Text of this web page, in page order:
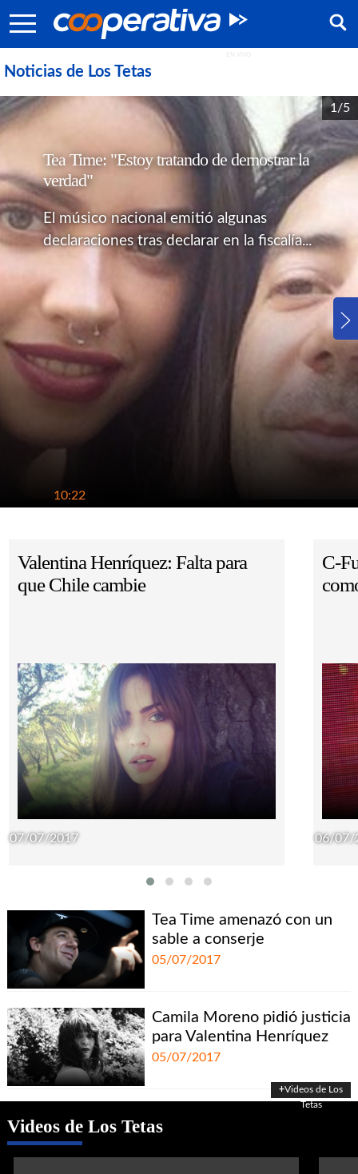
Síguenos:
Noticias de Los Tetas
1/5
Tea Time: "Estoy tratando de demostrar la
verdad"
El músico nacional emitió algunas
declaraciones tras declarar en la fiscalía...
10:22
Valentina Henríquez: Falta para
que Chile cambie
07/07/2017
C-
06/07/
Tea Time amenazó con un
sable a conserje
05/07/2017
Camila Moreno pidió justicia
para Valentina Henríquez
05/07/2017
Videos de Los Tetas
+Videos de Los
Tetas